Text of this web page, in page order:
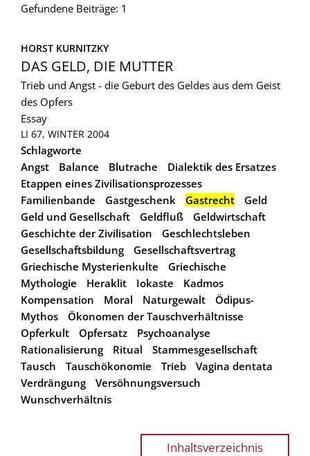
Gefundene Beiträge: 1
HORST KURNITZKY
DAS GELD, DIE MUTTER
Trieb und Angst - die Geburt des Geldes aus dem Geist
des Opfers
Essay
LI 67, WINTER 2004
Schlagworte
Angst
Balance Blutrache
Dialektik des Ersatzes
Etappen eines Zivilisationsprozesses
Familienbande
Gastgeschenk Gastrecht
Geld
Geld und Gesellschaft
Geldfluß
Geldwirtschaft
Geschichte der Zivilisation
Geschlechtsleben
Gesellschaftsbildung
Gesellschaftsvertrag
Griechische Mysterienkulte
Griechische
Mythologie
Heraklit Iokaste
Kadmos
Kompensation
Moral Naturgewalt
Ödipus-
Mythos
Ökonomen der Tauschverhältnisse
Opferkult
Opfersatz
Psychoanalyse
Rationalisierung
Ritual
Stammesgesellschaft
Tausch
Tauschökonomie Trieb
Vagina dentata
Verdrängung
Versöhnungsversuch
Wunschverhältnis
Inhaltsverzeichnis